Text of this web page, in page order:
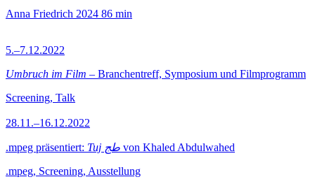
Anna Friedrich 2024 86 min
5.–7.12.2022
Umbruch im Film – Branchentreff, Symposium und Filmprogramm
Screening, Talk
28.11.–16.12.2022
.mpeg präsentiert: Tuj طج von Khaled Abdulwahed
.mpeg, Screening, Ausstellung